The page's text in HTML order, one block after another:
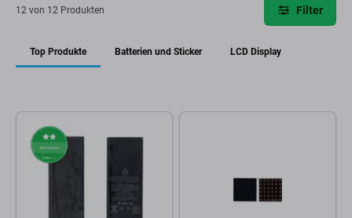
12 von 12 Produkten Filter
Top Produkte Batterien und Sticker LCD Display